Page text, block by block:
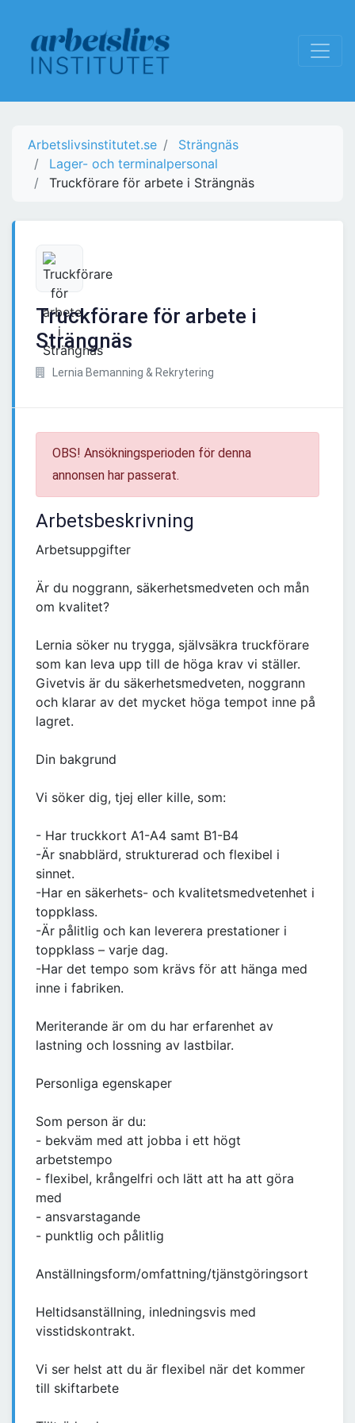
Arbetslivsinstitutet.se
Strängnäs
Lager- och terminalpersonal
Truckförare för arbete i Strängnäs
Truckförare för arbete i
Strängnäs
Lernia Bemanning & Rekrytering
OBS! Ansökningsperioden för denna
annonsen har passerat.
Arbetsbeskrivning
Arbetsuppgifter
Är du noggrann, säkerhetsmedveten och mån
om kvalitet?
Lernia söker nu trygga, självsäkra truckförare
som kan leva upp till de höga krav vi ställer.
Givetvis är du säkerhetsmedveten, noggrann
och klarar av det mycket höga tempot inne på
lagret.
Din bakgrund
Vi söker dig, tjej eller kille, som:
- Har truckkort A1-A4 samt B1-B4
-Är snabblärd, strukturerad och flexibel i
sinnet.
-Har en säkerhets- och kvalitetsmedvetenhet i
toppklass.
-Är pålitlig och kan leverera prestationer i
toppklass – varje dag.
-Har det tempo som krävs för att hänga med
inne i fabriken.
Meriterande är om du har erfarenhet av
lastning och lossning av lastbilar.
Personliga egenskaper
Som person är du:
- bekväm med att jobba i ett högt
arbetstempo
- flexibel, krångelfri och lätt att ha att göra
med
- ansvarstagande
- punktlig och pålitlig
Anställningsform/omfattning/tjänstgöringsort
Heltidsanställning, inledningsvis med
visstidskontrakt.
Vi ser helst att du är flexibel när det kommer
till skiftarbete